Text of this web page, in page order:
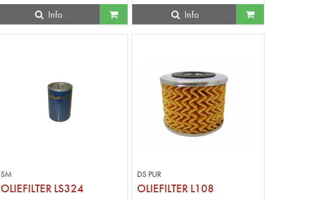
Info
Info
SM
OLIEFILTER LS324
DS PUR
OLIEFILTER L108